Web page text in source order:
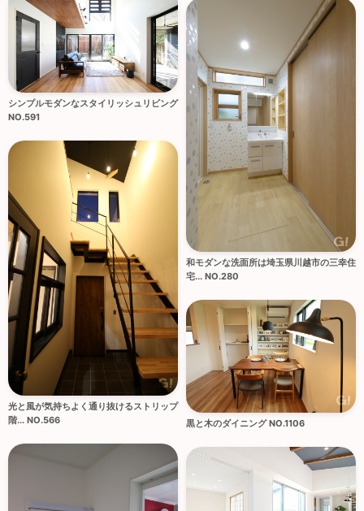
シンプルモダンなスタイリッシュリビング
NO.591
和モダンな洗面所は埼玉県川越市の三幸住
宅... NO.280
光と風が気持ちよく通り抜けるストリップ
階... NO.566
黒と木のダイニング NO.1106